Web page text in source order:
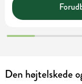
Den højtelskede